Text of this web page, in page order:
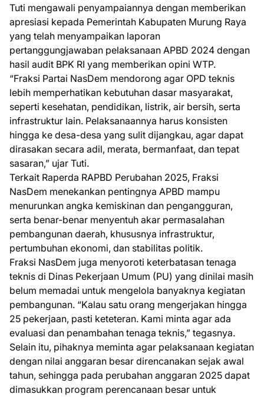
Tuti mengawali penyampaiannya dengan memberikan
apresiasi kepada Pemerintah Kabupaten Murung Raya
yang telah menyampaikan laporan
pertanggungjawaban pelaksanaan APBD 2024 dengan
hasil audit BPK RI yang memberikan opini WTP.
“Fraksi Partai NasDem mendorong agar OPD teknis
lebih memperhatikan kebutuhan dasar masyarakat,
seperti kesehatan, pendidikan, listrik, air bersih, serta
infrastruktur lain. Pelaksanaannya harus konsisten
hingga ke desa-desa yang sulit dijangkau, agar dapat
dirasakan secara adil, merata, bermanfaat, dan tepat
sasaran,” ujar Tuti.
Terkait Raperda RAPBD Perubahan 2025, Fraksi
NasDem menekankan pentingnya APBD mampu
menurunkan angka kemiskinan dan pengangguran,
serta benar-benar menyentuh akar permasalahan
pembangunan daerah, khususnya infrastruktur,
pertumbuhan ekonomi, dan stabilitas politik.
Fraksi NasDem juga menyoroti keterbatasan tenaga
teknis di Dinas Pekerjaan Umum (PU) yang dinilai masih
belum memadai untuk mengelola banyaknya kegiatan
pembangunan. “Kalau satu orang mengerjakan hingga
25 pekerjaan, pasti keteteran. Kami minta agar ada
evaluasi dan penambahan tenaga teknis,” tegasnya.
Selain itu, pihaknya meminta agar pelaksanaan kegiatan
dengan nilai anggaran besar direncanakan sejak awal
tahun, sehingga pada perubahan anggaran 2025 dapat
dimasukkan program perencanaan besar untuk